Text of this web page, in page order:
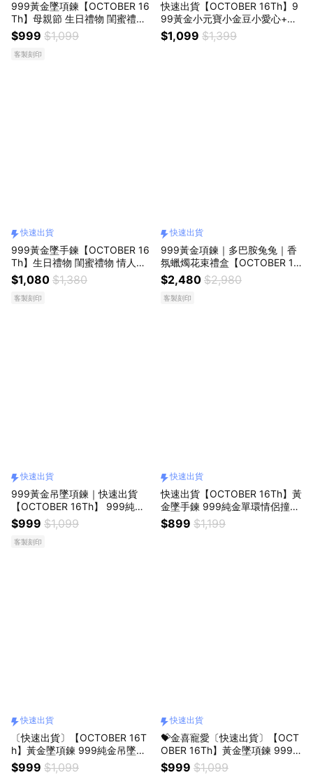
999黃金墜項鍊【OCTOBER 16
Th】母親節 生日禮物 閨蜜禮物
情人節禮物 女友禮物 交換禮物
客製化禮物NOV14
$999 $1,099
客製刻印
快速出貨【OCTOBER 16Th】9
99黃金小元寶小金豆小愛心+許
願瓶 生日禮物 情人節禮物 女友
禮物 客製化禮物
$1,099 $1,399
快速出貨
999黃金墜手鍊【OCTOBER 16
Th】生日禮物 閨蜜禮物 情人節
禮物 女友禮物 交換禮物 純銀手
鍊 客製化禮物 CRY1347
$1,080 $1,380
客製刻印
快速出貨
999黃金項鍊｜多巴胺兔兔｜香
氛蠟燭花束禮盒【OCTOBER 16
Th】黃金墜項鍊 999純金吊墜
母親節 生日禮物 閨蜜禮物 情人
節禮物 女友禮物 交換禮物 客製
$2,480 $2,980
客製刻印
快速出貨
999黃金吊墜項鍊｜快速出貨
【OCTOBER 16Th】 999純金
吊墜 母親節 生日禮物 閨蜜禮物
情人節禮物 女友禮物 客製化禮
物NOV14
$999 $1,099
客製刻印
快速出貨
快速出貨【OCTOBER 16Th】黃
金墜手鍊 999純金單環情侶撞色
編織繩手鍊 CRY6037 生日禮物
閨蜜禮物 情人節禮物 女友禮物
$899 $1,199
快速出貨
〔快速出貨〕【OCTOBER 16T
h】黃金墜項鍊 999純金吊墜
『妳最金貴獨家香氛蠟燭禮盒』
$999 $1,099
快速出貨
💝金喜寵愛〔快速出貨〕【OCT
OBER 16Th】黃金墜項鍊 999
純金吊墜 『妳最金貴獨家香氛蠟
$999 $1,099